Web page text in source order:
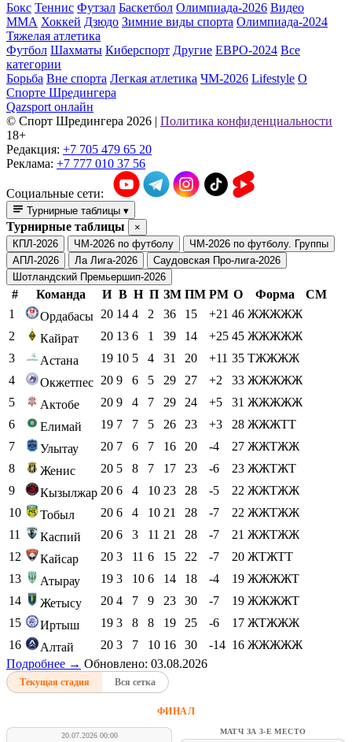
Бокс Теннис Футзал Баскетбол Олимпиада-2026 Видео
ММА Хоккей Дзюдо Зимние виды спорта Олимпиада-2024
Тяжелая атлетика
Футбол Шахматы Киберспорт Другие ЕВРО-2024 Все
категории
Борьба Вне спорта Легкая атлетика ЧМ-2026 Lifestyle О
Спорте Шредингера
Qazsport онлайн
© Cпорт Шредингера 2026 | Политика конфиденциальности
18+
Редакция: +7 705 479 65 20
Реклама: +7 777 010 37 56
Социальные сети:
Турнирные таблицы ▾
Турнирные таблицы
×
КПЛ-2026
ЧМ-2026 по футболу
ЧМ-2026 по футболу. Группы
АПЛ-2026
Ла Лига-2026
Саудовская Про-лига-2026
Шотландский Премьершип-2026
# Команда И В Н П ЗМ ПМ РМ О Форма
СМ
1
Ордабасы 20 14 4 2 36 15 +21 46 ЖЖЖЖЖ
2
Кайрат 20 13 6 1 39 14 +25 45 ЖЖЖЖЖ
3
Астана 19 10 5 4 31 20 +11 35 ТЖЖЖЖ
4
Окжетпес 20 9 6 5 29 27 +2 33 ЖЖЖЖЖ
5
Актобе 20 9 4 7 29 24 +5 31 ЖЖЖЖЖ
6
Елимай 19 7 7 5 26 23 +3 28 ЖЖЖТТ
7
Улытау 20 7 6 7 16 20 -4 27 ЖЖТЖЖ
8
Женис 20 5 8 7 17 23 -6 23 ЖЖТЖТ
9
Кызылжар 20 6 4 10 23 28 -5 22 ЖЖТЖЖ
10
Тобыл 20 6 4 10 21 28 -7 22 ЖЖТЖЖ
11
Каспий 20 6 3 11 21 28 -7 21 ЖЖТЖЖ
12
Кайсар 20 3 11 6 15 22 -7 20 ЖТЖТТ
13
Атырау 19 3 10 6 14 18 -4 19 ЖЖЖЖТ
14
Жетысу 20 4 7 9 23 30 -7 19 ЖЖЖЖТ
15
Иртыш 19 3 8 8 19 25 -6 17 ЖТЖЖЖ
16
Алтай 20 3 7 10 16 30 -14 16 ЖЖЖЖЖ
Подробнее → Обновлено: 03.08.2026
Текущая стадия Вся сетка
ФИНАЛ
20.07.2026 00:00
МАТЧ ЗА 3-Е МЕСТО